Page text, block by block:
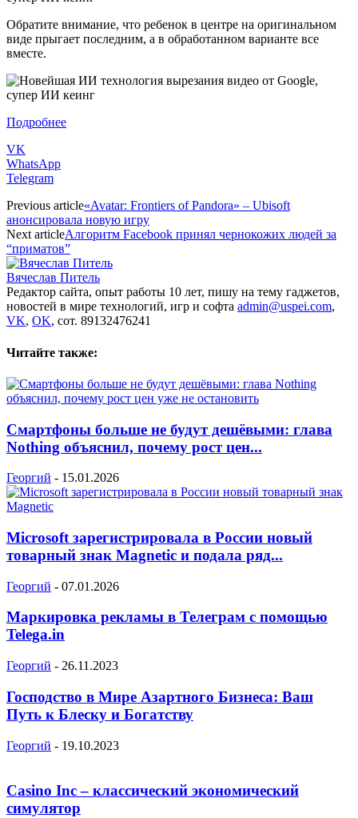
Обратите внимание, что ребенок в центре на оригинальном
виде прыгает последним, а в обработанном варианте все
вместе.
Подробнее
VK
WhatsApp
Telegram
Previous article«Avatar: Frontiers of Pandora» – Ubisoft
анонсировала новую игру
Next articleАлгоритм Facebook принял чернокожих людей за
“приматов”
Вячеслав Питель
Редактор сайта, опыт работы 10 лет, пишу на тему гаджетов,
новостей в мире технологий, игр и софта admin@uspei.com,
VK, OK, сот. 89132476241
Читайте также:
Смартфоны больше не будут дешёвыми: глава
Nothing объяснил, почему рост цен...
Георгий - 15.01.2026
Microsoft зарегистрировала в России новый
товарный знак Magnetic и подала ряд...
Георгий - 07.01.2026
Маркировка рекламы в Телеграм с помощью
Telega.in
Георгий - 26.11.2023
Господство в Мире Азартного Бизнеса: Ваш
Путь к Блеску и Богатству
Георгий - 19.10.2023
Casino Inc – классический экономический
симулятор